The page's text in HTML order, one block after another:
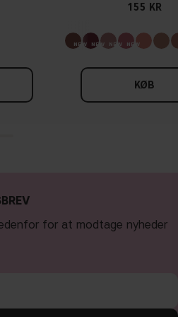
155 KR
KØB
for at modtage nyheder